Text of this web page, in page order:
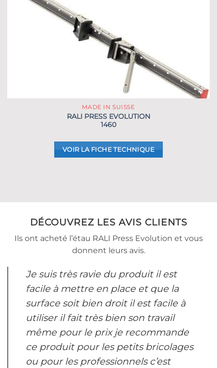
MADE IN SUISSE
RALI PRESS EVOLUTION
1460
VOIR LA FICHE TECHNIQUE
DÉCOUVREZ LES AVIS CLIENTS
Ils ont acheté l’étau RALI Press Evolution et vous
donnent leurs avis.
Je suis très ravie du produit il est
facile à mettre en place et que la
surface soit bien droit il est facile à
utiliser il fait très bien son travail
même pour le prix je recommande
ce produit pour les petits bricolages
ou pour les professionnels c’est